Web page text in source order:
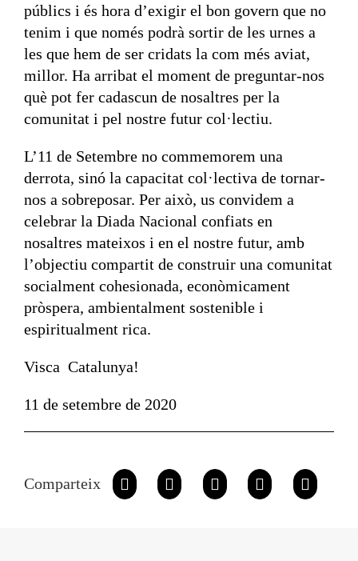
públics i és hora d’exigir el bon govern que no
tenim i que només podrà sortir de les urnes a
les que hem de ser cridats la com més aviat,
millor. Ha arribat el moment de preguntar-nos
què pot fer cadascun de nosaltres per la
comunitat i pel nostre futur col·lectiu.
L’11 de Setembre no commemorem una
derrota, sinó la capacitat col·lectiva de tornar-
nos a sobreposar. Per això, us convidem a
celebrar la Diada Nacional confiats en
nosaltres mateixos i en el nostre futur, amb
l’objectiu compartit de construir una comunitat
socialment cohesionada, econòmicament
pròspera, ambientalment sostenible i
espiritualment rica.
Visca Catalunya!
11 de setembre de 2020
Comparteix